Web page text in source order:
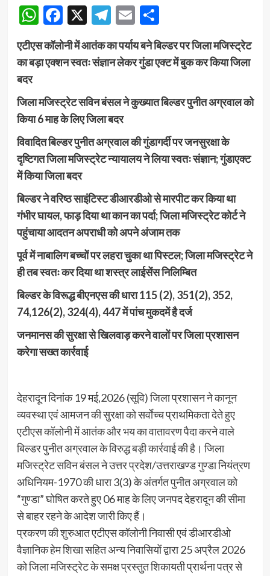
WhatsApp
Facebook
X Telegram
EmailShare
एटीएस कॉलोनी में आतंक का पर्याय बने बिल्डर पर जिला मजिस्ट्रेट
का बड़ा एक्शन स्वतः संज्ञान लेकर गुंडा एक्ट में बुक कर किया जिला
बदर
जिला मजिस्ट्रेट सविन बंसल ने कुख्यात बिल्डर पुनीत अग्रवाल को
किया 6 माह के लिए जिला बदर
विवादित बिल्डर पुनीत अग्रवाल की गुंडागर्दी पर जनसुरक्षा के
दृष्टिगत जिला मजिस्ट्रेट न्यायालय ने लिया स्वतः संज्ञान; गुंडाएक्ट
में किया जिला बदर
बिल्डर ने वरिष्ठ साइंटिस्ट डीआरडीओ से मारपीट कर किया था
गंभीर घायल, फाड़ दिया था कान का पर्दा; जिला मजिस्ट्रेट कोर्ट ने
पहुंचाया आदतन अपराधी को अपने अंजाम तक
पूर्व में नाबालिग बच्चों पर लहरा चुका था पिस्टल; जिला मजिस्ट्रेट ने
ही तब स्वतः कर दिया था शस्त्र लाईसेंस निलिम्बित
बिल्डर के विरूद्ध बीएनएस की धारा 115 (2), 351(2), 352,
74,126(2), 324(4), 447 में पांच मुकदमें है दर्ज
जनमानस की सुरक्षा से खिलवाड़ करने वालों पर जिला प्रशासन
करेगा सख्त कार्रवाई
देहरादून दिनांक 19 मई,2026 (सूवि) जिला प्रशासन ने कानून
व्यवस्था एवं आमजन की सुरक्षा को सर्वाेच्च प्राथमिकता देते हुए
एटीएस कॉलोनी में आतंक और भय का वातावरण पैदा करने वाले
बिल्डर पुनीत अग्रवाल के विरुद्ध बड़ी कार्रवाई की है। जिला
मजिस्ट्रेट सविन बंसल ने उत्तर प्रदेश/उत्तराखण्ड गुण्डा नियंत्रण
अधिनियम-1970 की धारा 3(3) के अंतर्गत पुनीत अग्रवाल को
“गुण्डा” घोषित करते हुए 06 माह के लिए जनपद देहरादून की सीमा
से बाहर रहने के आदेश जारी किए हैं।
प्रकरण की शुरुआत एटीएस कॉलोनी निवासी एवं डीआरडीओ
वैज्ञानिक हेम शिखा सहित अन्य निवासियों द्वारा 25 अप्रैल 2026
को जिला मजिस्ट्रेट के समक्ष प्रस्तुत शिकायती प्रार्थना पत्र से